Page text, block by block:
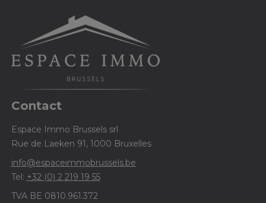
Contact
Espace Immo Brussels srl
Rue de Laeken 91, 1000 Bruxelles
info@espaceimmobrussels.be
Tel: +32 (0) 2 219 19 55
TVA BE 0810.961.372